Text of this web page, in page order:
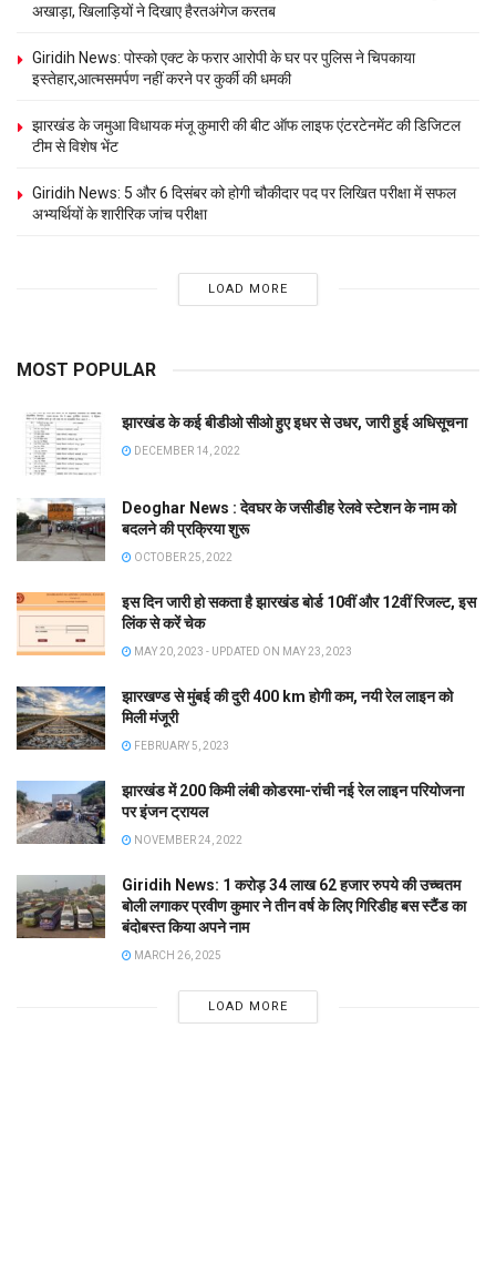
अखाड़ा, खिलाड़‍ियों ने दिखाए हैरतअंगेज करतब
Giridih News: पोस्को एक्ट के फरार आरोपी के घर पर पुलिस ने चिपकाया
इस्तेहार,आत्मसमर्पण नहीं करने पर कुर्की की धमकी
झारखंड के जमुआ विधायक मंजू कुमारी की बीट ऑफ लाइफ एंटरटेनमेंट की डिजिटल
टीम से विशेष भेंट
Giridih News: 5 और 6 दिसंबर को होगी चौकीदार पद पर लिखित परीक्षा में सफल
अभ्यर्थियों के शारीरिक जांच परीक्षा
LOAD MORE
MOST POPULAR
झारखंड के कई बीडीओ सीओ हुए इधर से उधर, जारी हुई अधिसूचना
DECEMBER 14, 2022
Deoghar News : देवघर के जसीडीह रेलवे स्टेशन के नाम को
बदलने की प्रक्रिया शुरू
OCTOBER 25, 2022
इस दिन जारी हो सकता है झारखंड बोर्ड 10वीं और 12वीं रिजल्ट, इस
लिंक से करें चेक
MAY 20, 2023 - UPDATED ON MAY 23, 2023
झारखण्ड से मुंबई की दुरी 400 km होगी कम, नयी रेल लाइन को
मिली मंजूरी
FEBRUARY 5, 2023
झारखंड में 200 किमी लंबी कोडरमा-रांची नई रेल लाइन परियोजना
पर इंजन ट्रायल
NOVEMBER 24, 2022
Giridih News: 1 करोड़ 34 लाख 62 हजार रुपये की उच्चतम
बोली लगाकर प्रवीण कुमार ने तीन वर्ष के लिए गिरिडीह बस स्टैंड का
बंदोबस्त किया अपने नाम
MARCH 26, 2025
LOAD MORE